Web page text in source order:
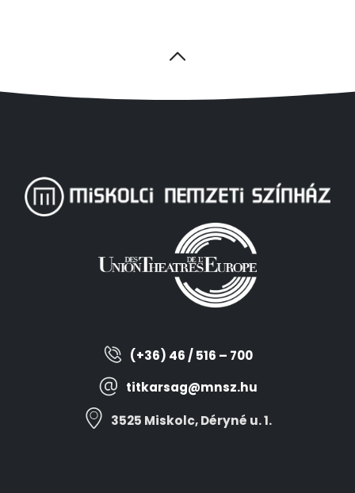
(+36) 46 / 516 – 700
titkarsag@mnsz.hu
3525 Miskolc, Déryné u. 1.